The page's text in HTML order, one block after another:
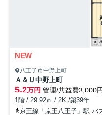
NEW
八王子市中野上町
Ａ＆Ｕ中野上町
5.2万円 管理/共益費3,000
1階 / 29.92㎡ / 2K /築39年
京王線「京王八王子」駅 バス23